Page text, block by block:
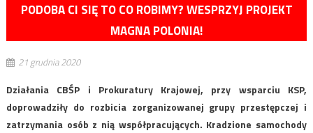
PODOBA CI SIĘ TO CO ROBIMY? WESPRZYJ PROJEKT
MAGNA POLONIA!
21 grudnia 2020
Działania CBŚP i Prokuratury Krajowej, przy wsparciu KSP,
doprowadziły do rozbicia zorganizowanej grupy przestępczej i
zatrzymania osób z nią współpracujących. Kradzione samochody